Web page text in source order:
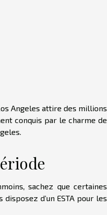
Angeles attire des millions
conquis par le charme de
sachez que certaines
disposez d’un ESTA pour les